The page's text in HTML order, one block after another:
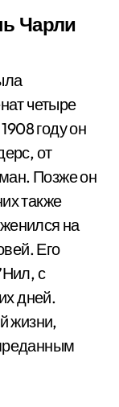
Чарли
четыре
году он
от
Позже он
также
на
Его
с
дней.
жизни,